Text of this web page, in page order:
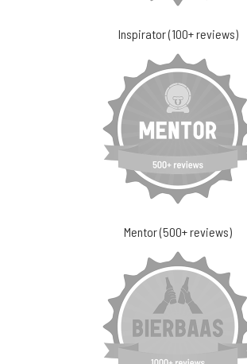
Inspirator (100+ reviews)
Mentor (500+ reviews)